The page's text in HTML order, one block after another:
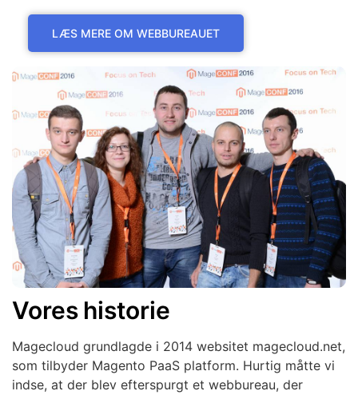
LÆS MERE OM WEBBUREAUET
Vores historie
Magecloud grundlagde i 2014 websitet magecloud.net,
som tilbyder Magento PaaS platform. Hurtig måtte vi
indse, at der blev efterspurgt et webbureau, der